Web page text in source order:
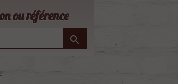
ou référence
